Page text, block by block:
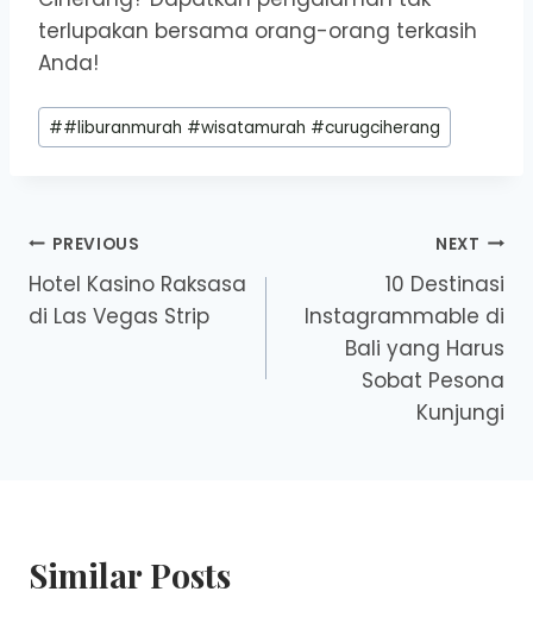
terlupakan bersama orang-orang terkasih
Anda!
Post
Tags:
##liburanmurah #wisatamurah #curugciherang
Post
navigation
PREVIOUS
Hotel Kasino Raksasa
di Las Vegas Strip
NEXT
10 Destinasi
Instagrammable di
Bali yang Harus
Sobat Pesona
Kunjungi
Similar Posts